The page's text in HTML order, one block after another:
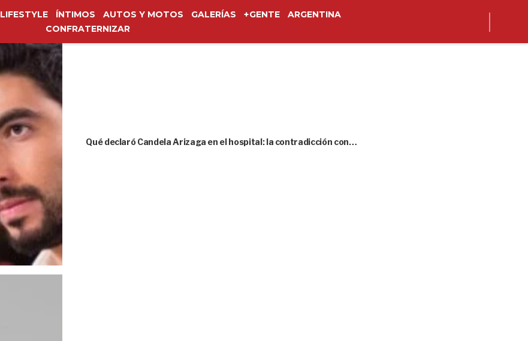
LIFESTYLE ÍNTIMOS AUTOS Y MOTOS GALERÍAS +GENTE
ARGENTINA
CONFRATERNIZAR
Qué declaró Candela Arizaga en el hospital: la contradicción con…